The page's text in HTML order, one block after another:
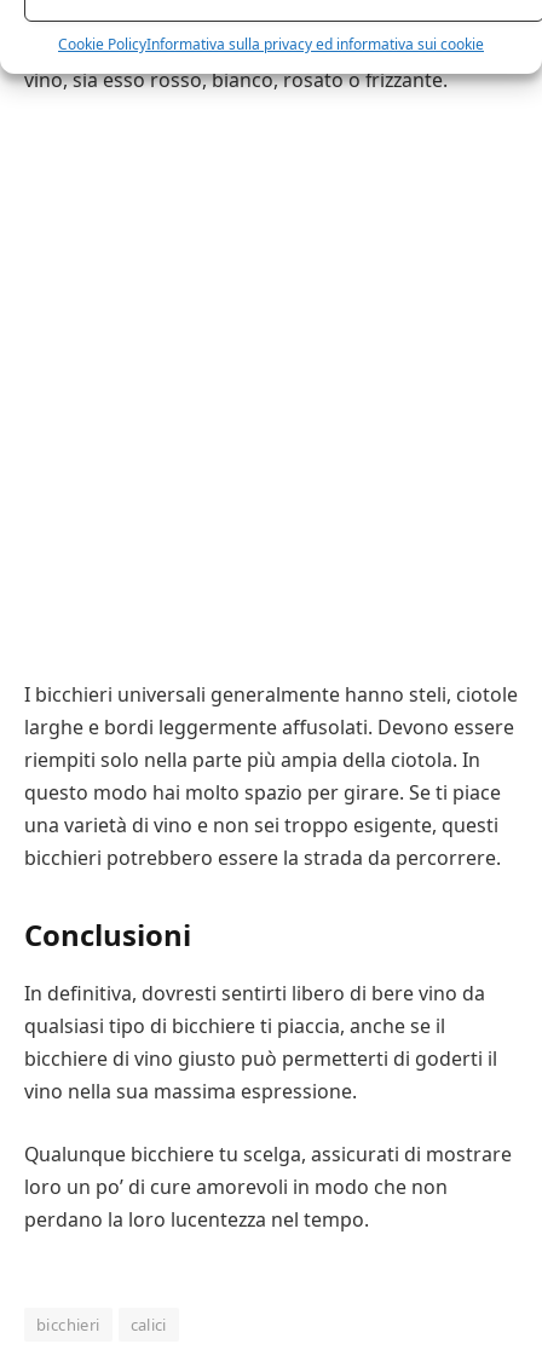
Cookie PolicyInformativa sulla privacy ed informativa sui cookie
Di recente, i bicchieri universali hanno iniziato a
spuntare fuori e sono progettati per qualsiasi tipo di
vino, sia esso rosso, bianco, rosato o frizzante.
I bicchieri universali generalmente hanno steli, ciotole
larghe e bordi leggermente affusolati. Devono essere
riempiti solo nella parte più ampia della ciotola. In
questo modo hai molto spazio per girare. Se ti piace
una varietà di vino e non sei troppo esigente, questi
bicchieri potrebbero essere la strada da percorrere.
Conclusioni
In definitiva, dovresti sentirti libero di bere vino da
qualsiasi tipo di bicchiere ti piaccia, anche se il
bicchiere di vino giusto può permetterti di goderti il ​​
vino nella sua massima espressione.
Qualunque bicchiere tu scelga, assicurati di mostrare
loro un po’ di cure amorevoli in modo che non
perdano la loro lucentezza nel tempo.
bicchieri calici